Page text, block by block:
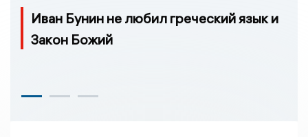
Иван Бунин не любил греческий язык и
Закон Божий